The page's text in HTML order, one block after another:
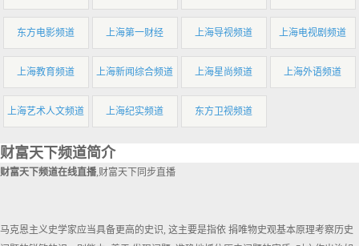
东方电影频道 上海第一财经 上海导视频道 上海电视剧频道
上海教育频道 上海新闻综合频道 上海星尚频道 上海外语频道
上海艺术人文频道 上海纪实频道 东方卫视频道
财富天下频道简介
财富天下频道在线直播,财富天下同步直播
马克恩主义史学家应当具备更高的史识, 这主要是指依 捐唯物史观基本原理考察历史